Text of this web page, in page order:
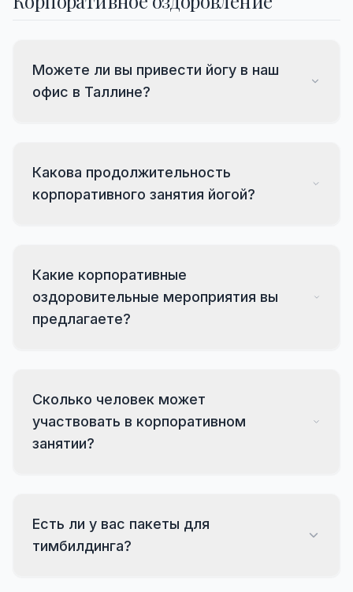
Можете ли вы привести йогу в наш
офис в Таллине?
Какова продолжительность
корпоративного занятия йогой?
Какие корпоративные
оздоровительные мероприятия вы
предлагаете?
Сколько человек может
участвовать в корпоративном
занятии?
Есть ли у вас пакеты для
тимбилдинга?